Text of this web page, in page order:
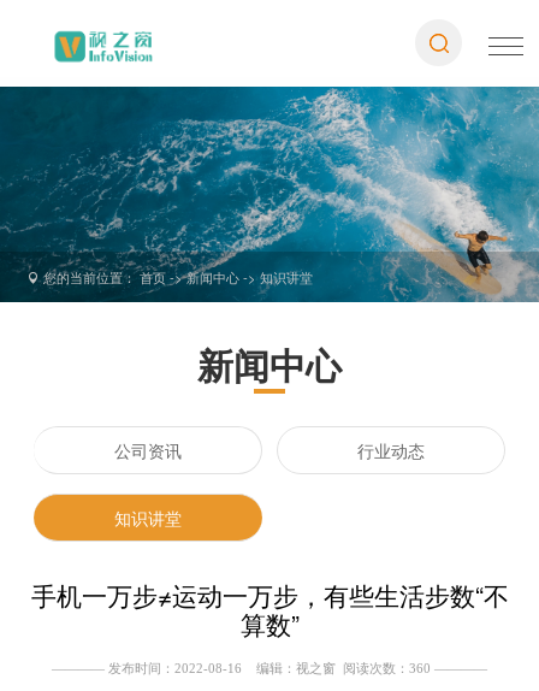
 您的当前位置： 首页 -> 新闻中心 ->知识讲堂
新闻中心
公司资讯 行业动态
知识讲堂
手机一万步≠运动一万步，有些生活步数“不
算数”
———— 发布时间：2022-08-16 编辑：视之窗 阅读次数： 360 ————